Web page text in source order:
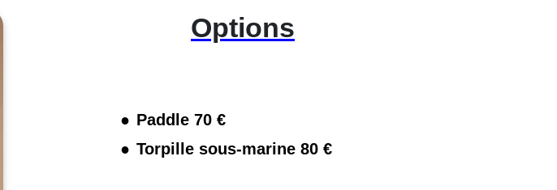
Options
Paddle 70 €
Torpille sous-marine 80 €